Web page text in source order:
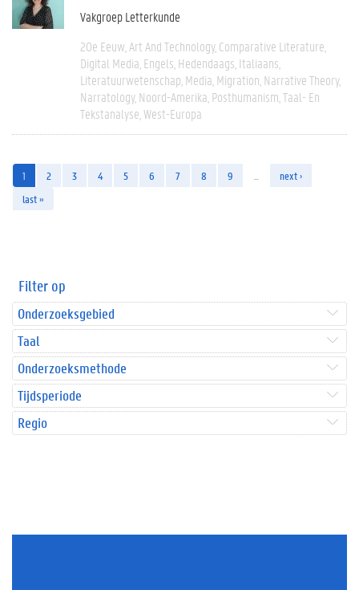
Vakgroep Letterkunde
20e Eeuw Art And Technology Comparative Literature
Digital Media Engels Hedendaags Italiaans
Literatuurwetenschap Media Migration Narrative Theory
Narratology Noord-Amerika Posthumanism Taal- En
Tekstanalyse West-Europa
1 2 3 4 5 6 7 8 9
next ›
last »
Filter op
Onderzoeksgebied
Taal
Onderzoeksmethode
Tijdsperiode
Regio